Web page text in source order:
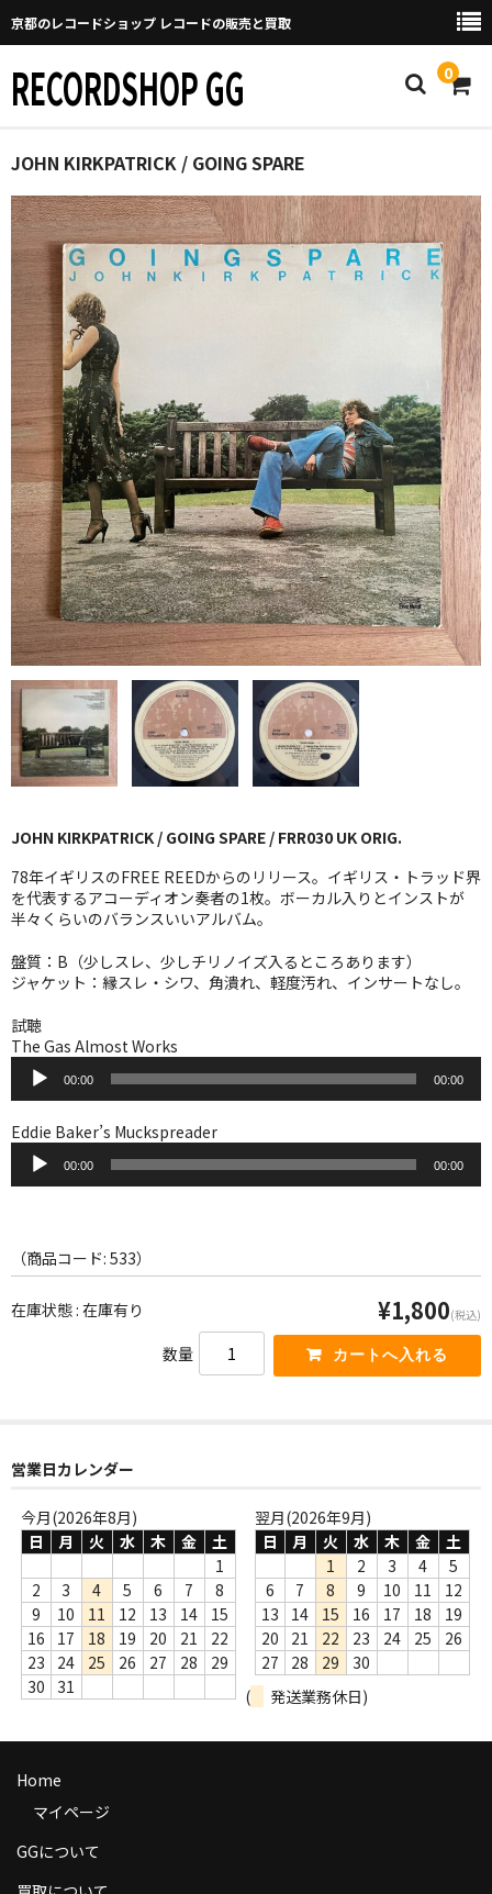
京都のレコードショップ レコードの販売と買取
RECORDSHOP GG 0
Home
マイページ
GGについて
買取について
取り置きなどについて
Categories
New Arrivals
新譜
GG RECORD （当店のレーベル）
全商品
JAZZ-US
BLUE NOTE
JAZZ-EU
JAZZ-JP
J-POP
ROCK
WORLD
その他
7INC
レア盤（1万円以上）
Webのみ no.1
Webのみ no.3
Webのみ no.4
お支払い方法
返品
コンディション
Privacy Policy
Contact
JOHN KIRKPATRICK / GOING SPARE
JOHN KIRKPATRICK / GOING SPARE / FRR030 UK ORIG.
78年イギリスのFREE REEDからのリリース。イギリス・トラッド界
を代表するアコーディオン奏者の1枚。ボーカル入りとインストが
半々くらいのバランスいいアルバム。
盤質：B（少しスレ、少しチリノイズ入るところあります）
ジャケット：縁スレ・シワ、角潰れ、軽度汚れ、インサートなし。
試聴
The Gas Almost Works
プ
レ
ー
ー
00:00 00:00
Eddie Baker’s Muckspreader
プ
ヤ
ー
00:00 00:00
（商品コード: 533）
在庫状態 : 在庫有り ¥1,800(税込)
数量
営業日カレンダー
今月(2026年8月)
日
月 火 水 木 金
土
1
2
3 4 5 6 7
8
9
10 11 12 13 14
15
16
17 18 19 20 21
22
23
24 25 26 27 28
29
30
31
翌月(2026年9月)
日
月 火 水 木 金
土
1
2 3 4
5
6
7 8 9 10 11
12
13
14 15 16 17 18
19
20
21 22 23 24 25
26
27
28 29
30
(
発送業務休日)
Home
マイページ
GGについて